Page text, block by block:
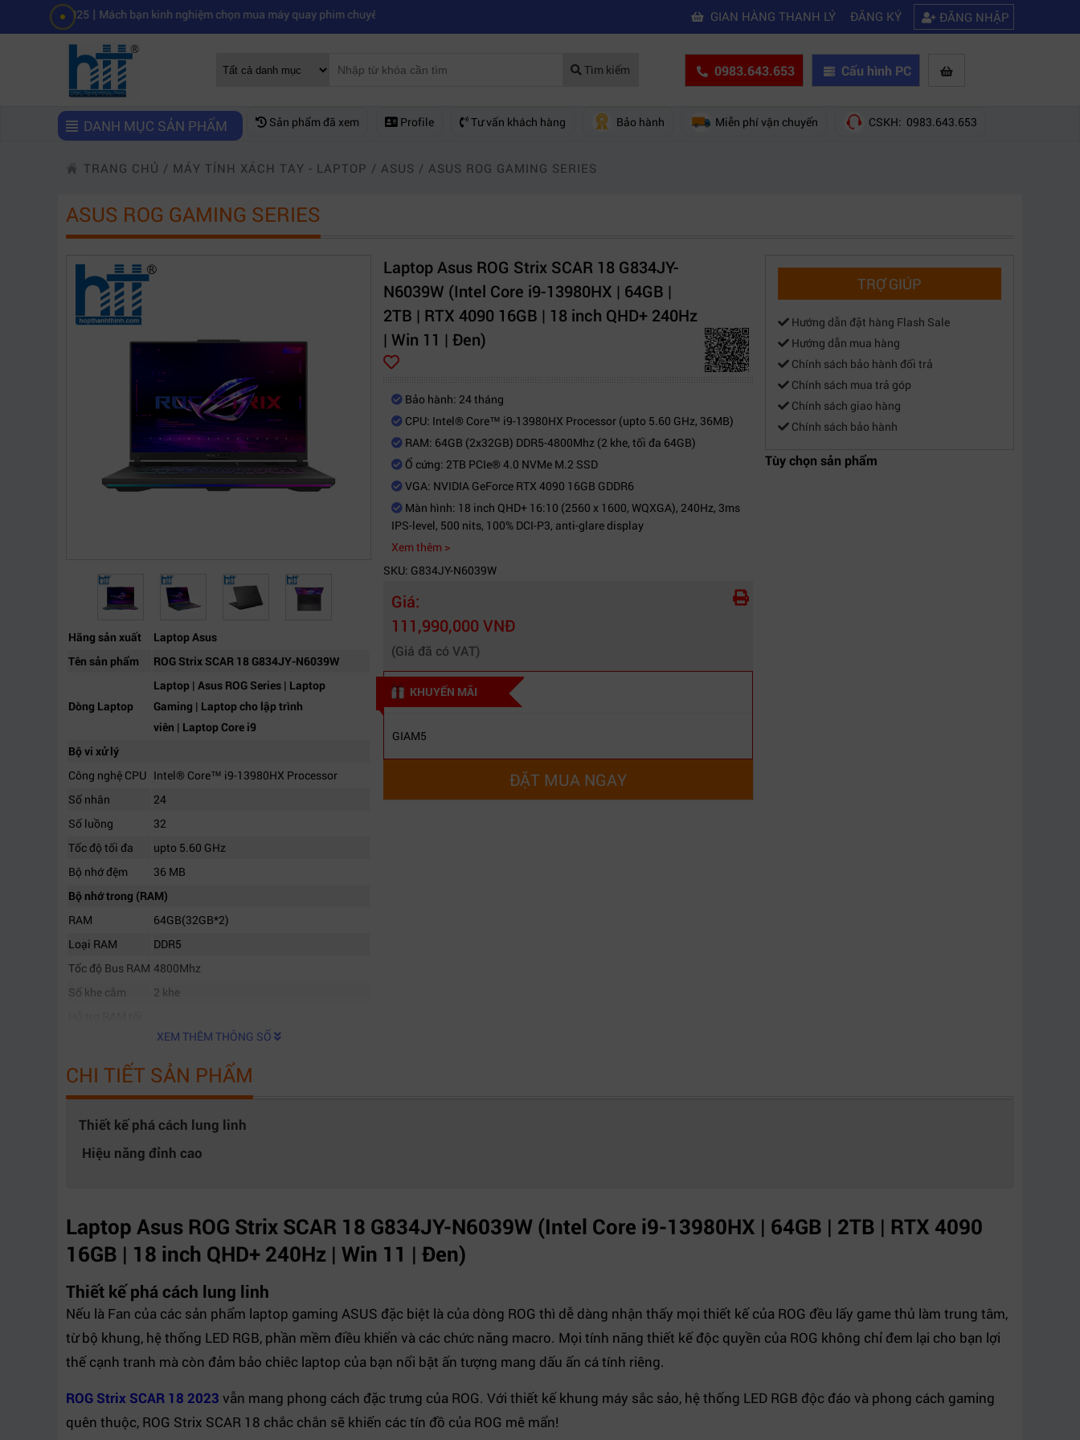
Mách bạn kinh nghiệm chọn mua máy quay phim chuyên nghiệp|Mua máy quay phim hd giá rẻ nên mua của hãng nào? Mách bạn 5 cách khắc phục laptop không kết nối được wifi |Kinh nghiệm chọn mua
GIAN HÀNG THANH LÝ ĐĂNG KÝ ĐĂNG NHẬP
Tìm kiếm 0983.643.653 Cấu hình PC
DANH MỤC SẢN PHẨM Sản phẩm đã xem Profile Tư vấn khách hàng Bảo hành Miễn phí vận chuyển CSKH: 0983.643.653
TRANG CHỦ / MÁY TÍNH XÁCH TAY - LAPTOP / ASUS / ASUS ROG GAMING SERIES
ASUS ROG GAMING SERIES
Hãng sản xuất
Laptop Asus
Tên sản phẩm
ROG Strix SCAR 18 G834JY-N6039W
Dòng Laptop
Laptop | Asus ROG Series | Laptop
Gaming | Laptop cho lập trình
viên | Laptop Core i9
Bộ vi xử lý
Công nghệ CPU Intel® Core™ i9-13980HX Processor
Số nhân
24
Số luồng
32
Tốc độ tối đa
upto 5.60 GHz
Bộ nhớ đệm
36 MB
Bộ nhớ trong (RAM)
RAM
64GB(32GB*2)
Loại RAM
DDR5
Tốc độ Bus RAM 4800Mhz
Số khe cắm
2 khe
Nâng cấp tối đa 64GB
Dung lượng
2TB PCIe 4.0 NVMe M.2
quay
Khe cắm SSD
(ODD)
Màn hình
Kích thước màn
hình
Độ phân giải
QHD+ (2560 x 1600, WQXGA)
Tần số quét
240Hz
Công nghệ màn 3ms IPS-level, 500 nits, 100% DCI-P3, anti-
Đồ Họa (VGA)
Card màn hình
NVIDIA GeForce RTX 4090 16GB GDDR6
XEM THÊM THÔNG SỐ
Laptop Asus ROG Strix SCAR 18 G834JY-
N6039W (Intel Core i9-13980HX | 64GB |
2TB | RTX 4090 16GB | 18 inch QHD+ 240Hz
| Win 11 | Đen)
Bảo hành: 24 tháng
CPU: Intel® Core™ i9-13980HX Processor (upto 5.60 GHz, 36MB)
RAM: 64GB (2x32GB) DDR5-4800Mhz (2 khe, tối đa 64GB)
Ổ cứng: 2TB PCIe® 4.0 NVMe M.2 SSD
VGA: NVIDIA GeForce RTX 4090 16GB GDDR6
Màn hình: 18 inch QHD+ 16:10 (2560 x 1600, WQXGA), 240Hz, 3ms
IPS-level, 500 nits, 100% DCI-P3, anti-glare display
Xem thêm >
SKU: G834JY-N6039W
Giá:
111,990,000 VNĐ
(Giá đã có VAT)
KHUYẾN MÃI
GIAM5
ĐẶT MUA NGAY
TRỢ GIÚP
Hướng dẫn đặt hàng Flash Sale
Hướng dẫn mua hàng
Chính sách bảo hành đổi trả
Chính sách mua trả góp
Chính sách giao hàng
Chính sách bảo hành
Tùy chọn sản phẩm
CHI TIẾT SẢN PHẨM
Thiết kế phá cách lung linh
Hiệu năng đỉnh cao
Laptop Asus ROG Strix SCAR 18 G834JY-N6039W (Intel Core i9-13980HX | 64GB | 2TB | RTX 4090
16GB | 18 inch QHD+ 240Hz | Win 11 | Đen)
Thiết kế phá cách lung linh
Nếu là Fan của các sản phẩm laptop gaming ASUS đặc biệt là của dòng ROG thì dễ dàng nhận thấy mọi thiết kế của ROG đều lấy game thủ làm trung tâm,
từ bộ khung, hệ thống LED RGB, phần mềm điều khiển và các chức năng macro. Mọi tính năng thiết kế độc quyền của ROG không chỉ đem lại cho bạn lợi
thế cạnh tranh mà còn đảm bảo chiêc laptop của bạn nổi bật ấn tượng mang dấu ấn cá tính riêng.
ROG Strix SCAR 18 2023 vẫn mang phong cách đặc trưng của ROG. Với thiết kế khung máy sắc sảo, hệ thống LED RGB độc đáo và phong cách gaming
quên thuộc, ROG Strix SCAR 18 chắc chắn sẽ khiến các tín đồ của ROG mê mẩn!